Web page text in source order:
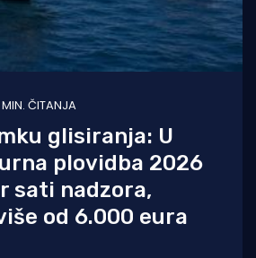
ČITANJA
glisiranja: U
plovidba 2026
sati nadzora,
od 6.000 eura